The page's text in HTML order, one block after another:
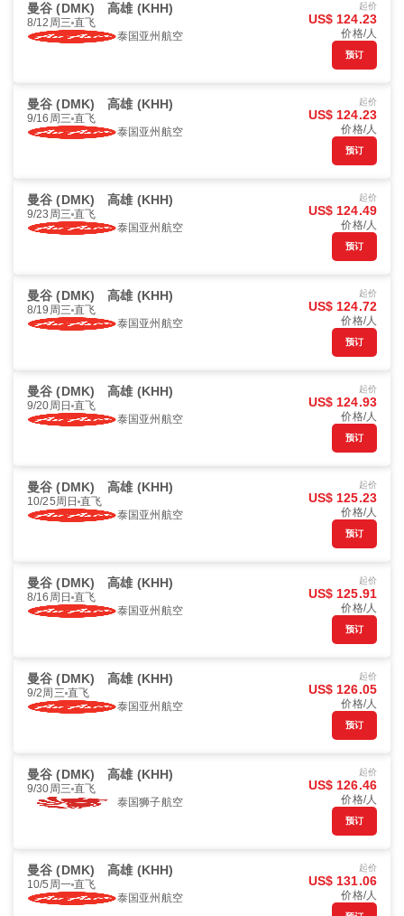
曼谷 (DMK) 高雄 (KHH)
8/12周三 直飞
泰国亚州航空
起价
US$ 124.23
价格/人
预订
曼谷 (DMK) 高雄 (KHH)
9/16周三 直飞
泰国亚州航空
起价
US$ 124.23
价格/人
预订
曼谷 (DMK) 高雄 (KHH)
9/23周三 直飞
泰国亚州航空
起价
US$ 124.49
价格/人
预订
曼谷 (DMK) 高雄 (KHH)
8/19周三 直飞
泰国亚州航空
起价
US$ 124.72
价格/人
预订
曼谷 (DMK) 高雄 (KHH)
9/20周日 直飞
泰国亚州航空
起价
US$ 124.93
价格/人
预订
曼谷 (DMK) 高雄 (KHH)
10/25周日 直飞
泰国亚州航空
起价
US$ 125.23
价格/人
预订
曼谷 (DMK) 高雄 (KHH)
8/16周日 直飞
泰国亚州航空
起价
US$ 125.91
价格/人
预订
曼谷 (DMK) 高雄 (KHH)
9/2周三 直飞
泰国亚州航空
起价
US$ 126.05
价格/人
预订
曼谷 (DMK) 高雄 (KHH)
9/30周三 直飞
泰国狮子航空
起价
US$ 126.46
价格/人
预订
曼谷 (DMK) 高雄 (KHH)
10/5周一 直飞
泰国亚州航空
起价
US$ 131.06
价格/人